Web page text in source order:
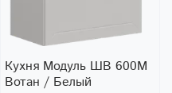
Кухня Модуль ШВ 600М
Вотан / Белый